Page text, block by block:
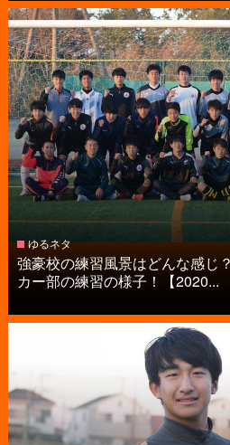
ゆるネタ
強豪校の練習風景はどんな感じ
カー部の練習の様子！【2020...